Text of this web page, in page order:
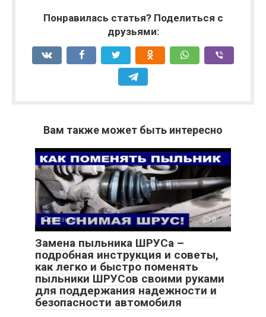
Понравилась статья? Поделиться с
друзьями:
Вам также может быть интересно
Полезное 0
Замена пыльника ШРУСа –
подробная инструкция и советы,
как легко и быстро поменять
пыльники ШРУСов своими руками
для поддержания надежности и
безопасности автомобиля